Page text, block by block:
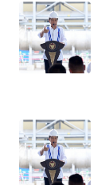
WN
JABAR
WN
NTT